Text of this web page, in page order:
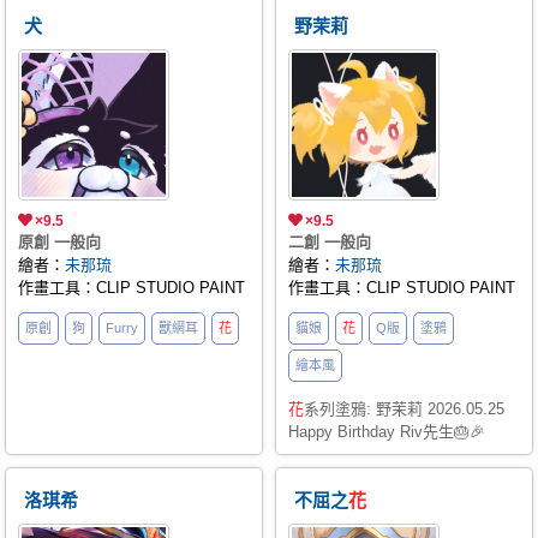
犬
×9.5
原創 一般向
繪者：未那琉
作畫工具：CLIP STUDIO PAINT
原創 狗 Furry 獸網耳 花
野茉莉
×9.5
二創 一般向
繪者： 未那琉
作畫工具：CLIP STUDIO PAINT
貓娘 花 Q版 塗鴉
繪本風
花系列塗鴉: 野茉莉 2026.05.25
Happy Birthday Riv先生🎂🎉
洛琪希 不屈之花